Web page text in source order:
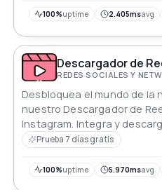
100%uptime 2.405msavg
Descargador de
REDES SOCIALES Y
Desbloquea el mundo de la
nuestro Descargador de
Instagram. Integra y
cautivadores de Instagram,
influencers innovadores
Prueba 7 días gratis
100%uptime 5.970msavg